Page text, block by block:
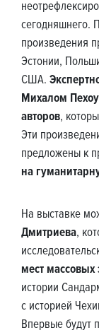
сегодняшнего.
произведения
Эстонии,
США.
Михалом
авторов,
Эти
предложены к
на
На выставке
Дмитриева,
мест массовых
истории
с историей
Впервые будут